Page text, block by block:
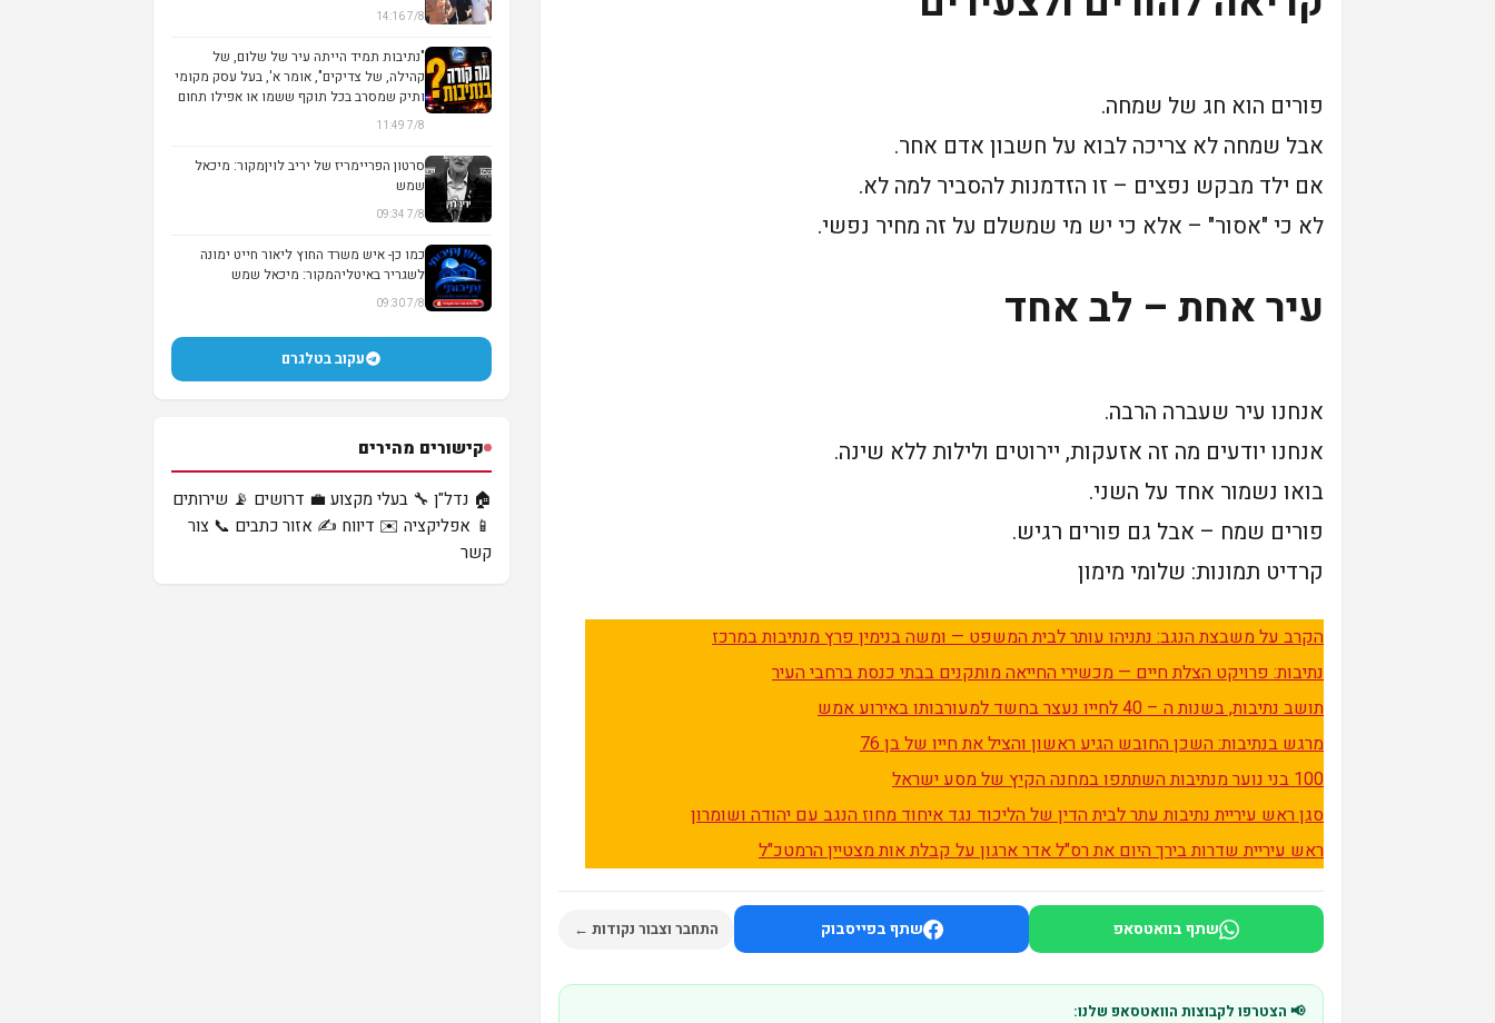
פורים הוא חג של שמחה.
אבל שמחה לא צריכה לבוא על חשבון אדם אחר.
אם ילד מבקש נפצים – זו הזדמנות להסביר למה לא.
לא כי "אסור" – אלא כי יש מי שמשלם על זה מחיר נפשי.
עיר אחת – לב אחד
אנחנו עיר שעברה הרבה.
אנחנו יודעים מה זה אזעקות, יירוטים ולילות ללא שינה.
בואו נשמור אחד על השני.
פורים שמח – אבל גם פורים רגיש.
קרדיט תמונות: שלומי מימון
הקרב על משבצת הנגב: נתניהו עותר לבית המשפט — ומשה בנימין פרץ מנתיבות במרכז
נתיבות: פרויקט הצלת חיים — מכשירי החייאה מותקנים בבתי כנסת ברחבי העיר
תושב נתיבות, בשנות ה – 40 לחייו נעצר בחשד למעורבותו באירוע אמש
מרגש בנתיבות: השכן החובש הגיע ראשון והציל את חייו של בן 76
100 בני נוער מנתיבות השתתפו במחנה הקיץ של מסע ישראל
סגן ראש עיריית נתיבות עתר לבית הדין של הליכוד נגד איחוד מחוז הנגב עם יהודה ושומרון
ראש עיריית שדרות בירך היום את רס"ל אדר ארגון על קבלת אות מצטיין הרמטכ"ל
שתף בוואטסאפ שתף בפייסבוק התחבר וצבור נקודות ←
📢 הצטרפו לקבוצות הוואטסאפ שלנו:
7/8 14:16
"נתיבות תמיד הייתה עיר של שלום, של
קהילה, של צדיקים", אומר א', בעל עסק מקומי
ותיק שמסרב בכל תוקף ששמו או אפילו תחום
עיסו...
7/8 11:49
סרטון הפריימריז של יריב לויןמקור: מיכאל
שמש
7/8 09:34
כמו כן- איש משרד החוץ ליאור חייט ימונה
לשגריר באיטליהמקור: מיכאל שמש
7/8 09:30
עקוב בטלגרם
קישורים מהירים
🏠 נדל"ן 🔧 בעלי מקצוע 💼 דרושים 📡 שירותים
📱 אפליקציה ✉️ דיווח ✍️ אזור כתבים 📞 צור
קשר